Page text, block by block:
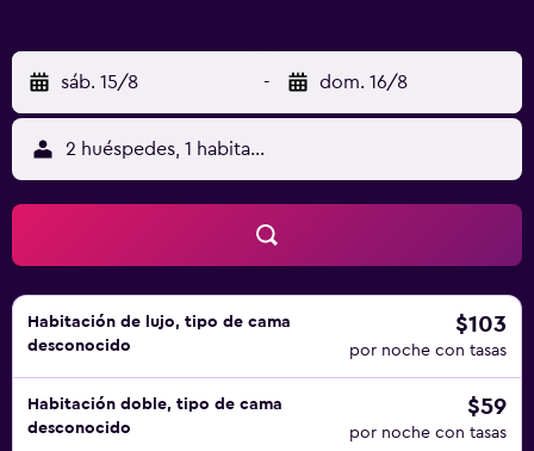
sáb. 15/8 - dom. 16/8
2 huéspedes, 1 habitación
Habitación de lujo, tipo de cama
desconocido
$103
por noche con tasas
Habitación doble, tipo de cama
desconocido
$59
por noche con tasas